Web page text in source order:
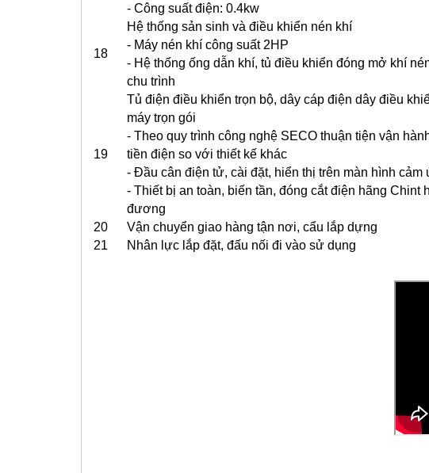
- Công suất điện: 0.4kw
18
Hệ thống sản sinh và điều khiển nén khí
- Máy nén khí công suất 2HP
- Hệ thống ống dẫn khí, tủ điều khiển đóng mở khí
chu trình
19
Tủ điện điều khiển trọn bộ, dây cáp điện dây điều
máy trọn gói
- Theo quy trình công nghệ SECO thuận tiện vận
tiền điện so với thiết kế khác
- Đầu cân điện tử, cài đặt, hiển thị trên màn hình cảm
- Thiết bị an toàn, biến tần, đóng cắt điện hãng Chint
đương
20 Vận chuyển giao hàng tận nơi, cẩu lắp dựng
21
Nhân lực lắp đặt, đấu nối đi vào sử dụng